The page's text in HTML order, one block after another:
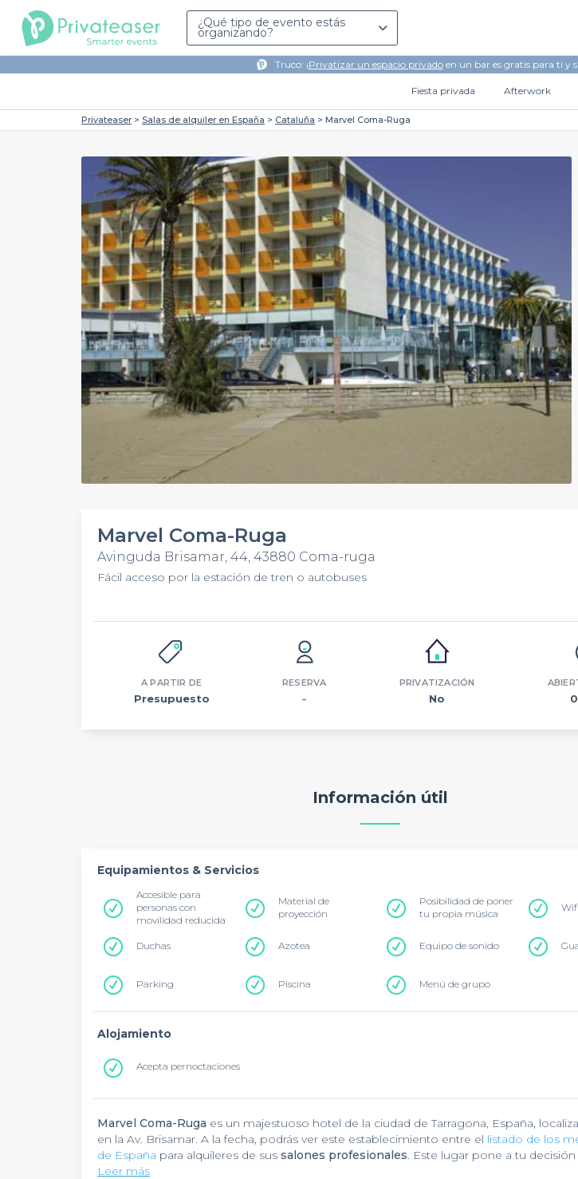
¿Qué tipo de evento estás
organizando?
Truco: ¡Privatizar un espacio privadoen un bar es gratis para ti y
Fiesta privada Afterwork
Privateaser Salas de alquiler en España Cataluña Marvel Coma-Ruga
Marvel Coma-Ruga
Avinguda Brisamar, 44, 43880 Coma-ruga
Fácil acceso por la estación de tren o autobuses
A PARTIR DE
Presupuesto
RESERVA
–
PRIVATIZACIÓN
No
Información útil
Equipamientos & Servicios
Accesible para
personas con
movilidad reducida
Material de
proyección
Posibilidad de poner
tu propia música
Wifi
Duchas Azotea Equipo de sonido
Parking Piscina Menú de grupo
Alojamiento
Acepta pernoctaciones
Marvel Coma-Ruga es un majestuoso hotel de la ciudad de Tarragona, España,
en la Av. Brisamar. A la fecha, podrás ver este establecimiento entre el listado de los
de España para alquileres de sus salones profesionales. Este lugar pone a tu
desees para realizar tus charlas informativas. Gracias a su magnífico entorno ejecutivo
Leer más